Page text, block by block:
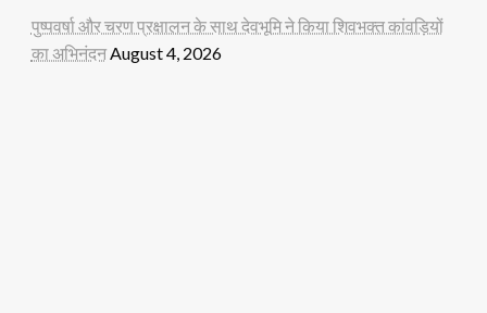
पुष्पवर्षा और चरण प्रक्षालन के साथ देवभूमि ने किया शिवभक्त कांवड़ियों
का अभिनंदनAugust 4, 2026